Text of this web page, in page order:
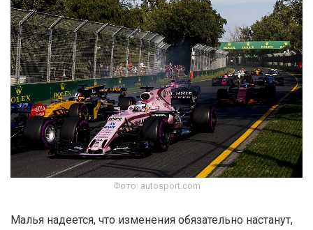
Фото: autosport.com
Малья надеется, что изменения обязательно настанут,